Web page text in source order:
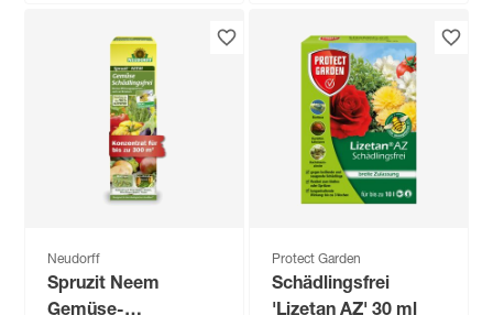
Neudorff
Spruzit Neem
Protect Garden
Schädlingsfrei